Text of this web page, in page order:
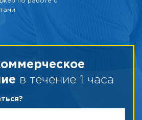
в течение 1 часа